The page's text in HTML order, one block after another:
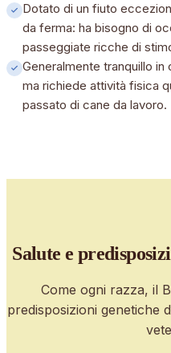
Dotato di un fiuto
da ferma: ha bisogno di
passeggiate ricche di
Generalmente tranquillo in
ma richiede attività fisica
passato di cane da lavoro.
Salute e
Come ogni razza, il
predisposizioni genetiche